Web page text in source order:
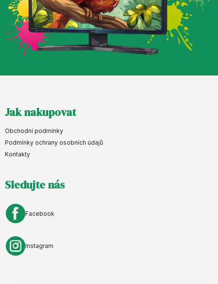
á
p
a
Jak nakupovat
Obchodní podmínky
Podmínky ochrany osobních údajů
Kontakty
Sledujte nás
Facebook
Instagram